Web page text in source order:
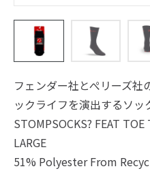
フェンダー社とぺリーズ
ックライフを演出するソッ
STOMPSOCKS? FEAT
LARGE
51% Polyester From